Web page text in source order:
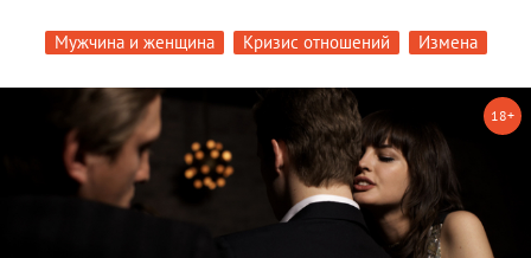
Мужчина и женщина Кризис отношений Измена
18+